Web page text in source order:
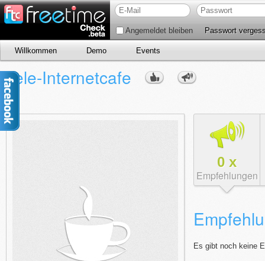
Angemeldet bleiben Passwort
Willkommen Demo Events
Tele-Internetcafe
0 x
Empfehlungen
Es gibt noch keine